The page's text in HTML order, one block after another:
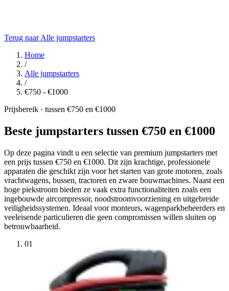
Terug naar Alle jumpstarters
Home
/
Alle jumpstarters
/
€750 - €1000
Prijsbereik · tussen €750 en €1000
Beste jumpstarters tussen €750 en €1000
Op deze pagina vindt u een selectie van premium jumpstarters met
een prijs tussen €750 en €1000. Dit zijn krachtige, professionele
apparaten die geschikt zijn voor het starten van grote motoren, zoals
vrachtwagens, bussen, tractoren en zware bouwmachines. Naast een
hoge piekstroom bieden ze vaak extra functionaliteiten zoals een
ingebouwde aircompressor, noodstroomvoorziening en uitgebreide
veiligheidssystemen. Ideaal voor monteurs, wagenparkbeheerders en
veeleisende particulieren die geen compromissen willen sluiten op
betrouwbaarheid.
01